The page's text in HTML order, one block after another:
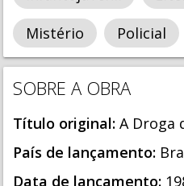
Mistério
Policial
SOBRE A OBRA
Título original: A Droga
País de lançamento:
Data de lançamento: